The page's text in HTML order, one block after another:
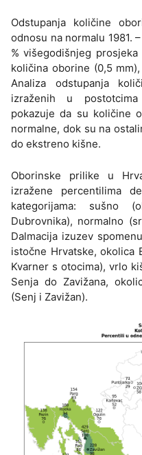
Odstupanja količine
odnosu na normalu 1981.
% višegodišnjeg
količina oborine (0,5
Analiza odstupanja
izraženih u
pokazuje da su količine
normalne, dok su na
do ekstreno kišne.
Oborinske prilike u
izražene percentilima
kategorijama: sušno
Dubrovnika), normalno
Dalmacija izuzev
istočne Hrvatske, okolica
Kvarner s otocima), vrlo
Senja do Zavižana,
(Senj i Zavižan).